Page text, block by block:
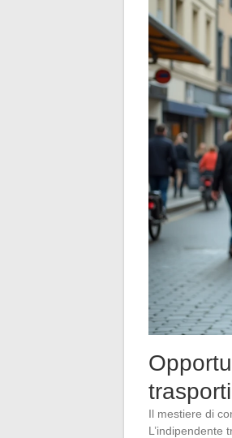
Il mestiere di
L’indipendente